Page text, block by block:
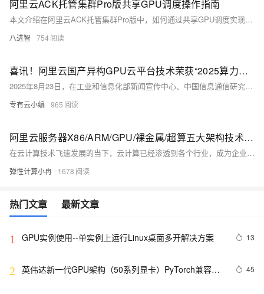
阿里云ACK托管集群Pro版共享GPU调度操作指南
本文介绍在阿里云ACK托管集群Pro版中，如何通过共享GPU调度实现显存与算力的精细化分配，涵盖前提条件、使用限制、节点池配置及任务部署全流程，提升GPU资源利用率，适用于AI训练与推理场景。
八进智 754
喜讯！阿里云国产异构GPU云平台技术荣获“2025算力中国·年度重大成果”
2025年8月23日，在工业和信息化部新闻宣传中心、中国信息通信研究院主办的2025中国算力大会上，阿里云与浙江大学联合研发的“国产异构GPU云平台关键技术与系统”荣获「算力中国·年度重大成果」。该评选旨在选拔出算力产业具有全局性突破价值的重大成果，是业内公认的技术创新“风向标”。
专有云小编 965
阿里云服务器X86/ARM/GPU/裸金属/超算五大架构技术特点、场景适配参考
在云计算技术飞速发展的当下，云计算已经渗透到各个行业，成为企业数字化转型的关键驱动力。选择合适的云服务器架构对于提升业务效率、降低成本至关重要。阿里云提供了多样化的云服务器架构选择，包括X86计算、ARM计算、GPU/FPGA/ASIC、弹性裸金属服务器以及高性能计算等。本文将深入解析这些架构的特点、优势及适用场景，以供大家了解和选择参考。
弹性计算小冉 1678
热门文章 最新文章
1 GPU实例使用--单实例上运行Linux桌面多开解决方案 13
2 英伟达新一代GPU架构（50系列显卡）PyTorch兼容性
45